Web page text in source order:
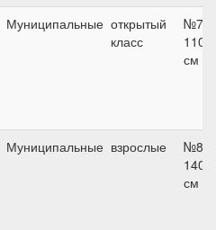
Муниципальные открытый
класс
№7,
110
см
Муниципальные взрослые
№8,
140
см